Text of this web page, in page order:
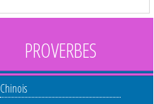
PROVERBES
Chinois